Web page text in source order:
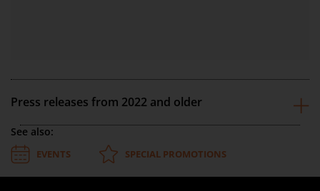
Press releases from 2022 and older
See also:
EVENTS SPECIAL PROMOTIONS